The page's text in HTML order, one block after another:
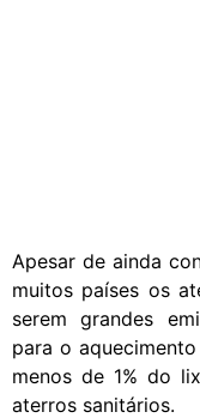
Apesar de ainda
muitos países os
serem grandes
para o
menos de 1% do
aterros sanitários.